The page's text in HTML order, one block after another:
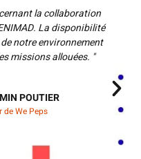
la collaboration
La disponibilité
notre environnement
missions allouées. "
POUTIER
de We Peps